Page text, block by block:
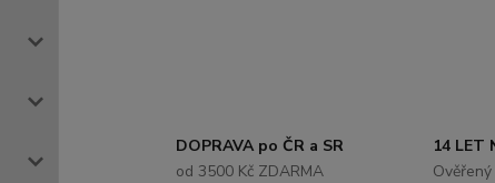
DOPRAVA po ČR a SR
od 3500 Kč ZDARMA
14 LET